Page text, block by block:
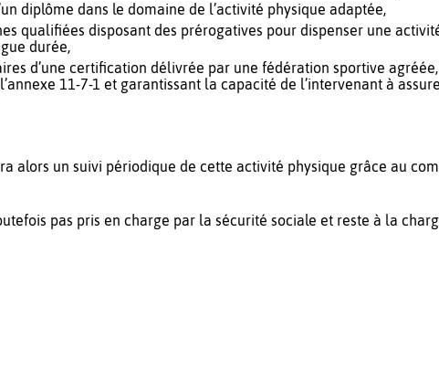
diplôme dans le domaine de l’activité physique adaptée,
qualifiées disposant des prérogatives pour dispenser une
durée,
d’une certification délivrée par une fédération sportive
11-7-1 et garantissant la capacité de l’intervenant à
alors un suivi périodique de cette activité physique grâce au
pas pris en charge par la sécurité sociale et reste à la